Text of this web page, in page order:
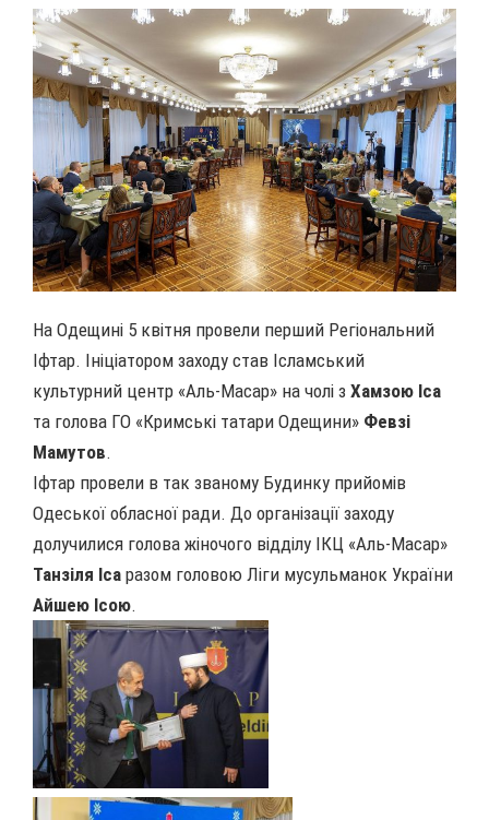
На Одещині 5 квітня провели перший Регіональний
Іфтар. Ініціатором заходу став Ісламський
культурний центр «Аль-Масар» на чолі з Хамзою Іса
та голова ГО «Кримські татари Одещини» Февзі
Мамутов.
Іфтар провели в так званому Будинку прийомів
Одеської обласної ради. До організації заходу
долучилися голова жіночого відділу ІКЦ «Аль-Масар»
Танзіля Іса разом головою Ліги мусульманок України
Айшею Ісою.